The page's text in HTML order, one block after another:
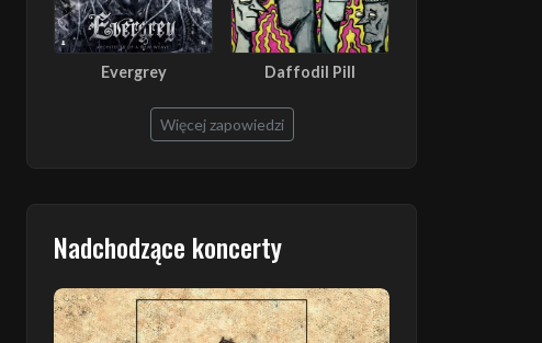
Evergrey Daffodil Pill
Więcej zapowiedzi
Nadchodzące koncerty